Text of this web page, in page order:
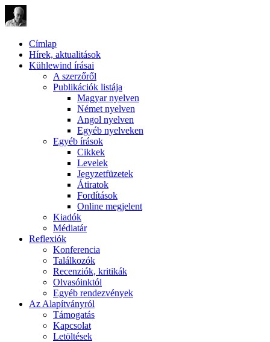
Címlap
Hírek, aktualitások
Kühlewind írásai
A szerzőről
Publikációk listája
Magyar nyelven
Német nyelven
Angol nyelven
Egyéb nyelveken
Egyéb írások
Cikkek
Levelek
Jegyzetfüzetek
Átiratok
Fordítások
Online megjelent
Kiadók
Médiatár
Reflexiók
Konferencia
Találkozók
Recenziók, kritikák
Olvasóinktól
Egyéb rendezvények
Az Alapítványról
Támogatás
Kapcsolat
Letöltések